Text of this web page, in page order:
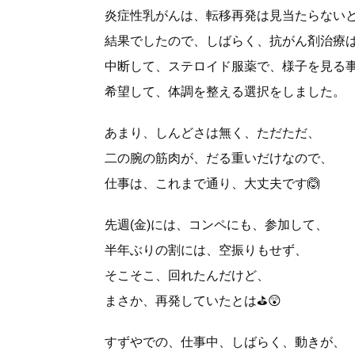
炎症性乳がんは、転移再発は見当たらない
結果でしたので、しばらく、抗がん剤治療は
中断して、ステロイド服薬で、様子を見る
希望して、体調を整える選択をしました。
あまり、しんどさは無く、ただただ、
二の腕の筋肉が、だる重いだけなので、
仕事は、これまで通り、大丈夫です🙆
先週(金)には、コンペにも、参加して、
半年ぶりの割には、空振りもせず、
そこそこ、回れたんだけど、
まさか、再発していたとは⛳😲
すずやでの、仕事中、しばらく、動きが、